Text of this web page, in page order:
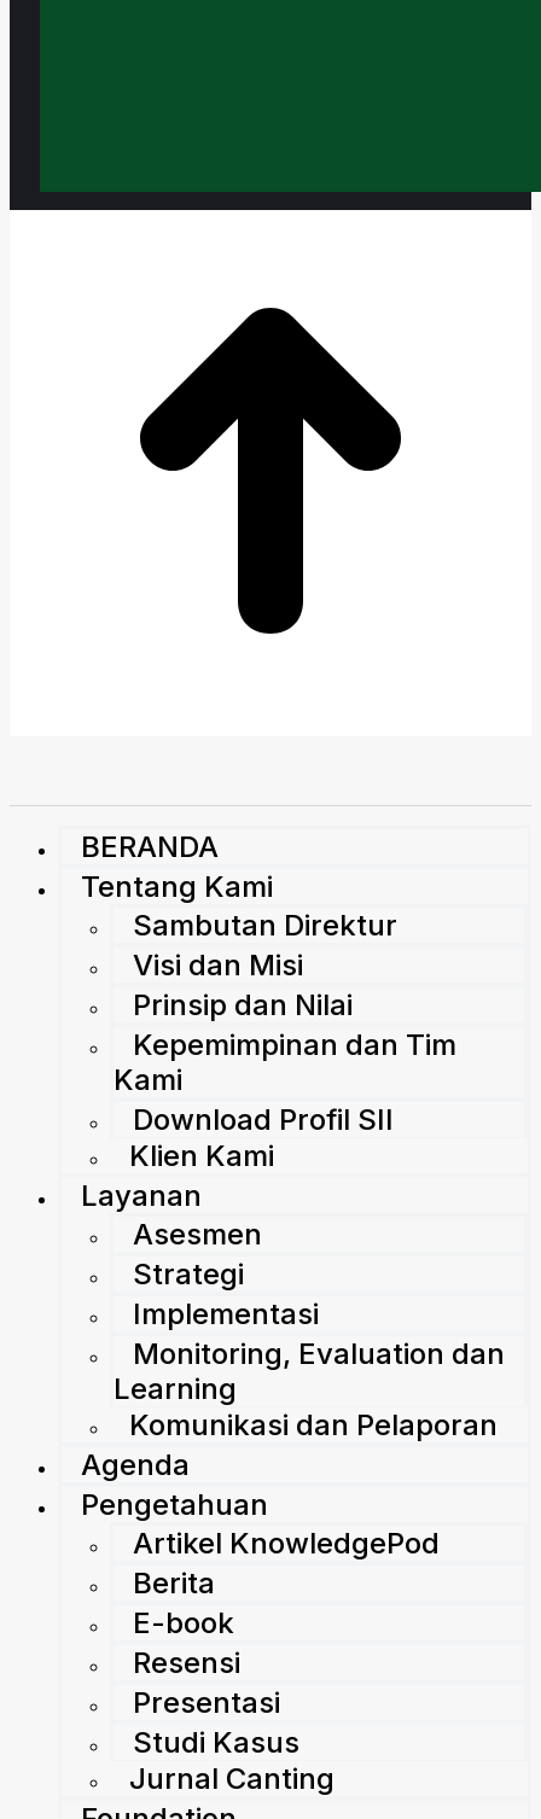
BERANDA
Tentang Kami
Sambutan Direktur
Visi dan Misi
Prinsip dan Nilai
Kepemimpinan dan Tim
Kami
Download Profil SII
Klien Kami
Layanan
Asesmen
Strategi
Implementasi
Monitoring, Evaluation dan
Learning
Komunikasi dan Pelaporan
Agenda
Pengetahuan
Artikel KnowledgePod
Berita
E-book
Resensi
Presentasi
Studi Kasus
Jurnal Canting